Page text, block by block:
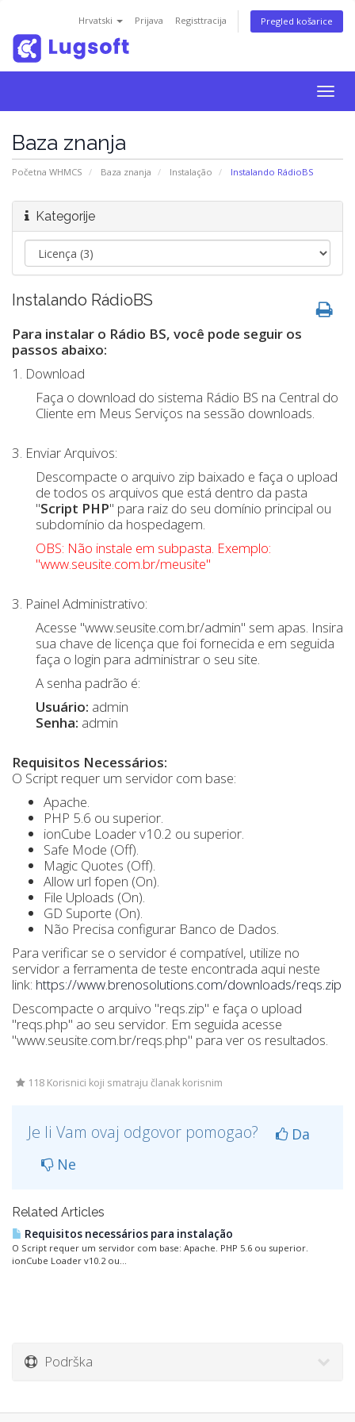
Hrvatski Prijava Registtracija Pregled košarice
Baza znanja
Početna WHMCS Baza znanja Instalação Instalando RádioBS
Kategorije
Instalando RádioBS
Para instalar o Rádio BS, você pode seguir os
passos abaixo:
1. Download
Faça o download do sistema Rádio BS na Central do
Cliente em Meus Serviços na sessão downloads.
3. Enviar Arquivos:
Descompacte o arquivo zip baixado e faça o upload
de todos os arquivos que está dentro da pasta
"Script PHP" para raiz do seu domínio principal ou
subdomínio da hospedagem.
OBS: Não instale em subpasta. Exemplo:
"www.seusite.com.br/meusite"
3. Painel Administrativo:
Acesse "www.seusite.com.br/admin" sem apas. Insira
sua chave de licença que foi fornecida e em seguida
faça o login para administrar o seu site.
A senha padrão é:
Usuário: admin
Senha: admin
Requisitos Necessários:
O Script requer um servidor com base:
Apache.
PHP 5.6 ou superior.
ionCube Loader v10.2 ou superior.
Safe Mode (Off).
Magic Quotes (Off).
Allow url fopen (On).
File Uploads (On).
GD Suporte (On).
Não Precisa configurar Banco de Dados.
Para verificar se o servidor é compatível, utilize no
servidor a ferramenta de teste encontrada aqui neste
link: https://www.brenosolutions.com/downloads/reqs.zip
Descompacte o arquivo "reqs.zip" e faça o upload
"reqs.php" ao seu servidor. Em seguida acesse
"www.seusite.com.br/reqs.php" para ver os resultados.
118 Korisnici koji smatraju članak korisnim
Je li Vam ovaj odgovor pomogao?
Da
Ne
Related Articles
Requisitos necessários para instalação
O Script requer um servidor com base: Apache. PHP 5.6 ou superior.
ionCube Loader v10.2 ou...
Podrška